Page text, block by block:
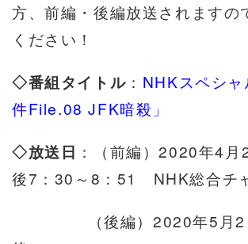
方、前編・後編放送されますの
ください！
◇番組タイトル ： NHKスペシ
件File.08 JFK暗殺」
◇放送日 ：（前編）2020年4
後7：30～8：51 NHK総合チ
（後編）2020年5月2日